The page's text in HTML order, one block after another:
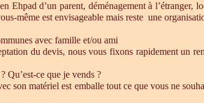
Ehpad d’un parent, déménagement à
même est envisageable mais reste une
avec famille et/ou ami
du devis, nous vous fixons rapidement un
Qu’est-ce que je vends ?
son matériel est emballe tout ce que vous ne